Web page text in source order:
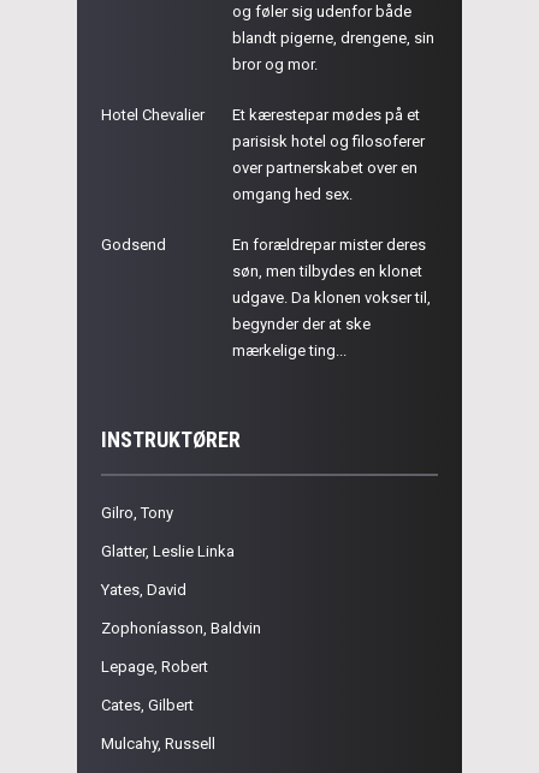
og føler sig udenfor både
blandt pigerne, drengene, sin
bror og mor.
Hotel Chevalier
Et kærestepar mødes på et
parisisk hotel og filosoferer
over partnerskabet over en
omgang hed sex.
Godsend
En forældrepar mister deres
søn, men tilbydes en klonet
udgave. Da klonen vokser til,
begynder der at ske
mærkelige ting...
INSTRUKTØRER
Gilro, Tony
Glatter, Leslie Linka
Yates, David
Zophoníasson, Baldvin
Lepage, Robert
Cates, Gilbert
Mulcahy, Russell